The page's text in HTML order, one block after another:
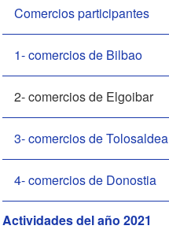
Comercios participantes
1- comercios de Bilbao
2- comercios de Elgoibar
3- comercios de Tolosaldea
4- comercios de Donostia
Actividades del año 2021